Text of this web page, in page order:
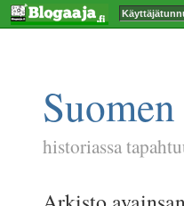
historiassa